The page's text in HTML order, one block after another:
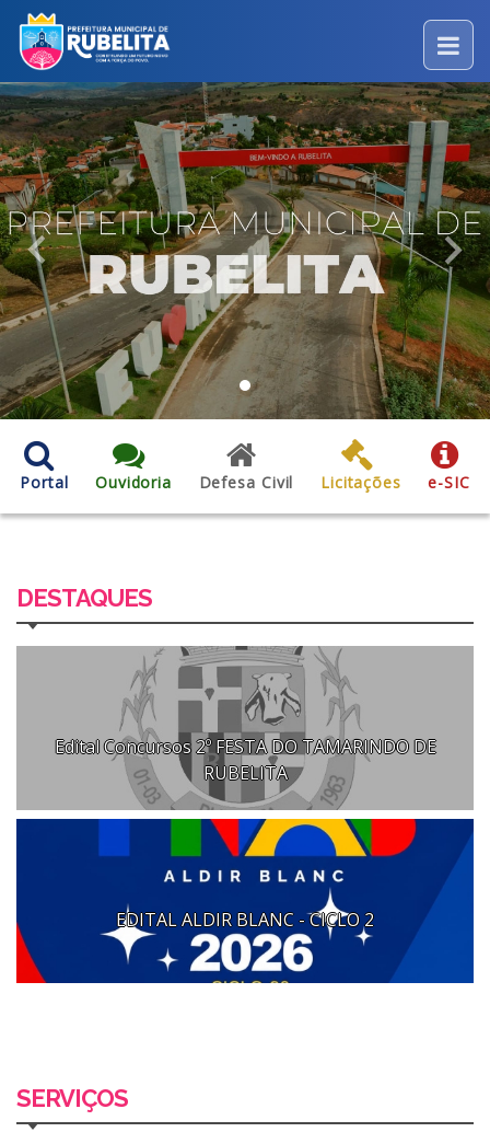
Previous Next
Portal Ouvidoria Defesa Civil Licitações e-SIC
DESTAQUES
Edital Concursos 2º FESTA DO TAMARINDO DE
RUBELITA
EDITAL ALDIR BLANC - CICLO 2
SERVIÇOS